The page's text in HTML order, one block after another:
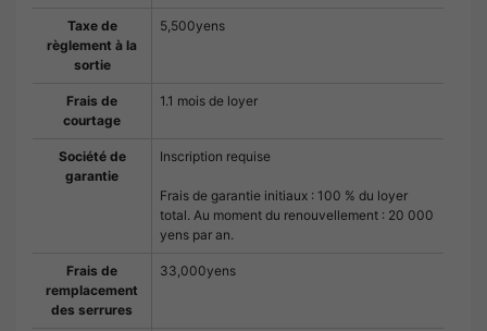
Taxe de
règlement à la
sortie
5,500yens
Frais de
courtage
1.1 mois de loyer
Société de
garantie
Inscription requise
Frais de garantie initiaux : 100 % du loyer
total. Au moment du renouvellement : 20 000
yens par an.
Frais de
remplacement
des serrures
33,000yens